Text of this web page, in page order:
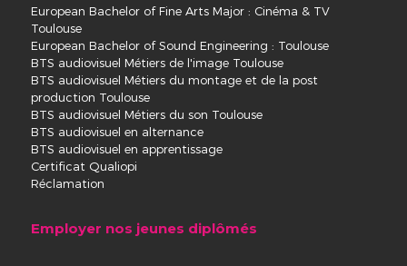
European Bachelor of Fine Arts Major : Cinéma & TV
Toulouse
European Bachelor of Sound Engineering : Toulouse
BTS audiovisuel Métiers de l'image Toulouse
BTS audiovisuel Métiers du montage et de la post
production Toulouse
BTS audiovisuel Métiers du son Toulouse
BTS audiovisuel en alternance
BTS audiovisuel en apprentissage
Certificat Qualiopi
Réclamation
Employer nos jeunes diplômés